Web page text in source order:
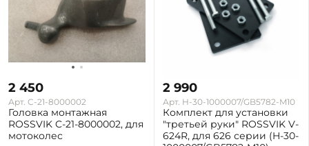
2 450
Арт. C-21-8000002
Головка монтажная
ROSSVIK C-21-8000002, для
мотоколес
2 990
Арт. H-30-1000007/GB5782-M10
Комплект для установки
"третьей руки" ROSSVIK V-
624R, для 626 серии (H-30-